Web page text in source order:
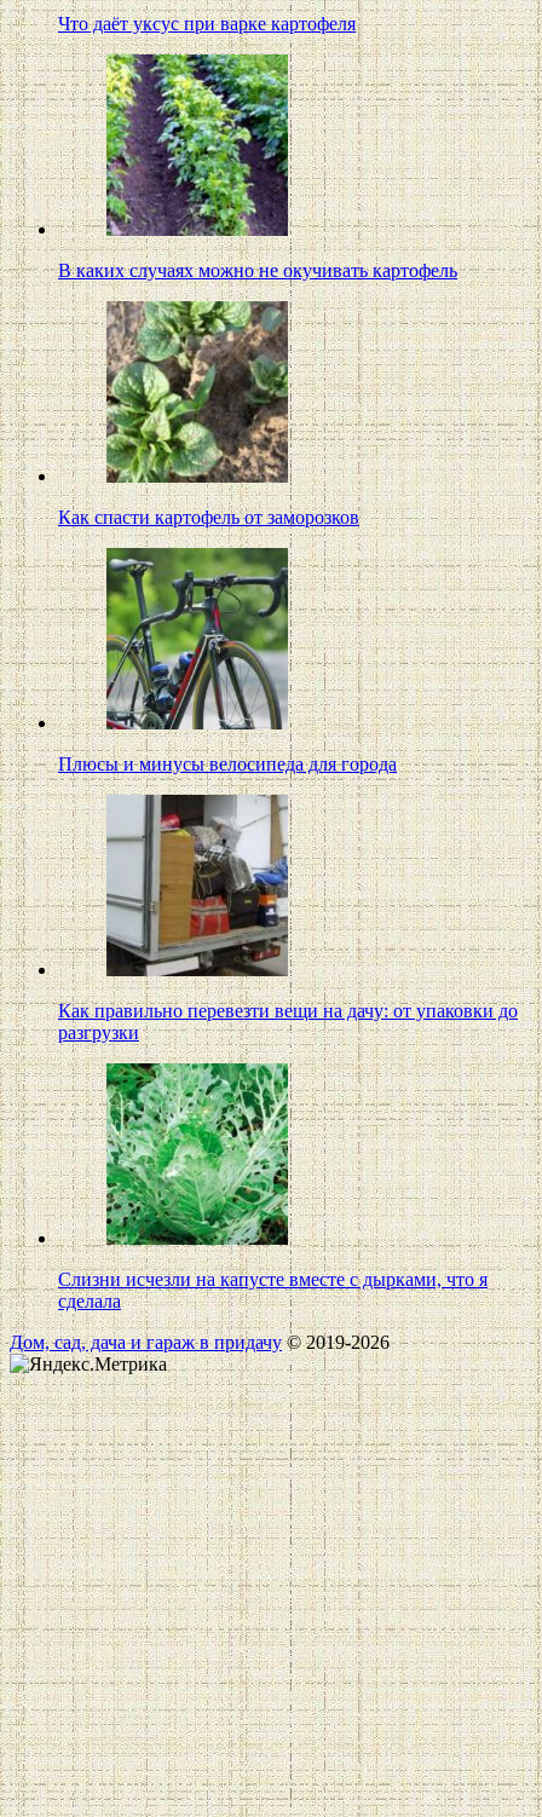
Что даёт уксус при варке картофеля
В каких случаях можно не окучивать картофель
Как спасти картофель от заморозков
Плюсы и минусы велосипеда для города
Как правильно перевезти вещи на дачу: от упаковки до
разгрузки
Слизни исчезли на капусте вместе с дырками, что я
сделала
Дом, сад, дача и гараж в придачу© 2019-2026